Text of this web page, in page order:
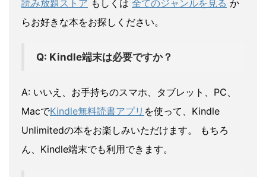
読み放題ストア もしくは 全てのジャンルを見る か
らお好きな本をお探しください。
Q: Kindle端末は必要ですか？
A: いいえ、お手持ちのスマホ、タブレット、PC、
MacでKindle無料読書アプリ を使って、Kindle
Unlimitedの本をお楽しみいただけます。 もちろ
ん、Kindle端末でも利用できます。